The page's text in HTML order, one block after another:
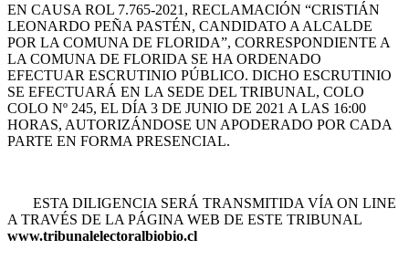
EN CAUSA ROL 7.765-2021, RECLAMACIÓN “CRISTIÁN
LEONARDO PEÑA PASTÉN, CANDIDATO A ALCALDE
POR LA COMUNA DE FLORIDA”, CORRESPONDIENTE A
LA COMUNA DE FLORIDA SE HA ORDENADO
EFECTUAR ESCRUTINIO PÚBLICO. DICHO ESCRUTINIO
SE EFECTUARÁ EN LA SEDE DEL TRIBUNAL, COLO
COLO Nº 245, EL DÍA 3 DE JUNIO DE 2021 A LAS 16:00
HORAS, AUTORIZÁNDOSE UN APODERADO POR CADA
PARTE EN FORMA PRESENCIAL.
ESTA DILIGENCIA SERÁ TRANSMITIDA VÍA ON LINE
A TRAVÉS DE LA PÁGINA WEB DE ESTE TRIBUNAL
www.tribunalelectoralbiobio.cl